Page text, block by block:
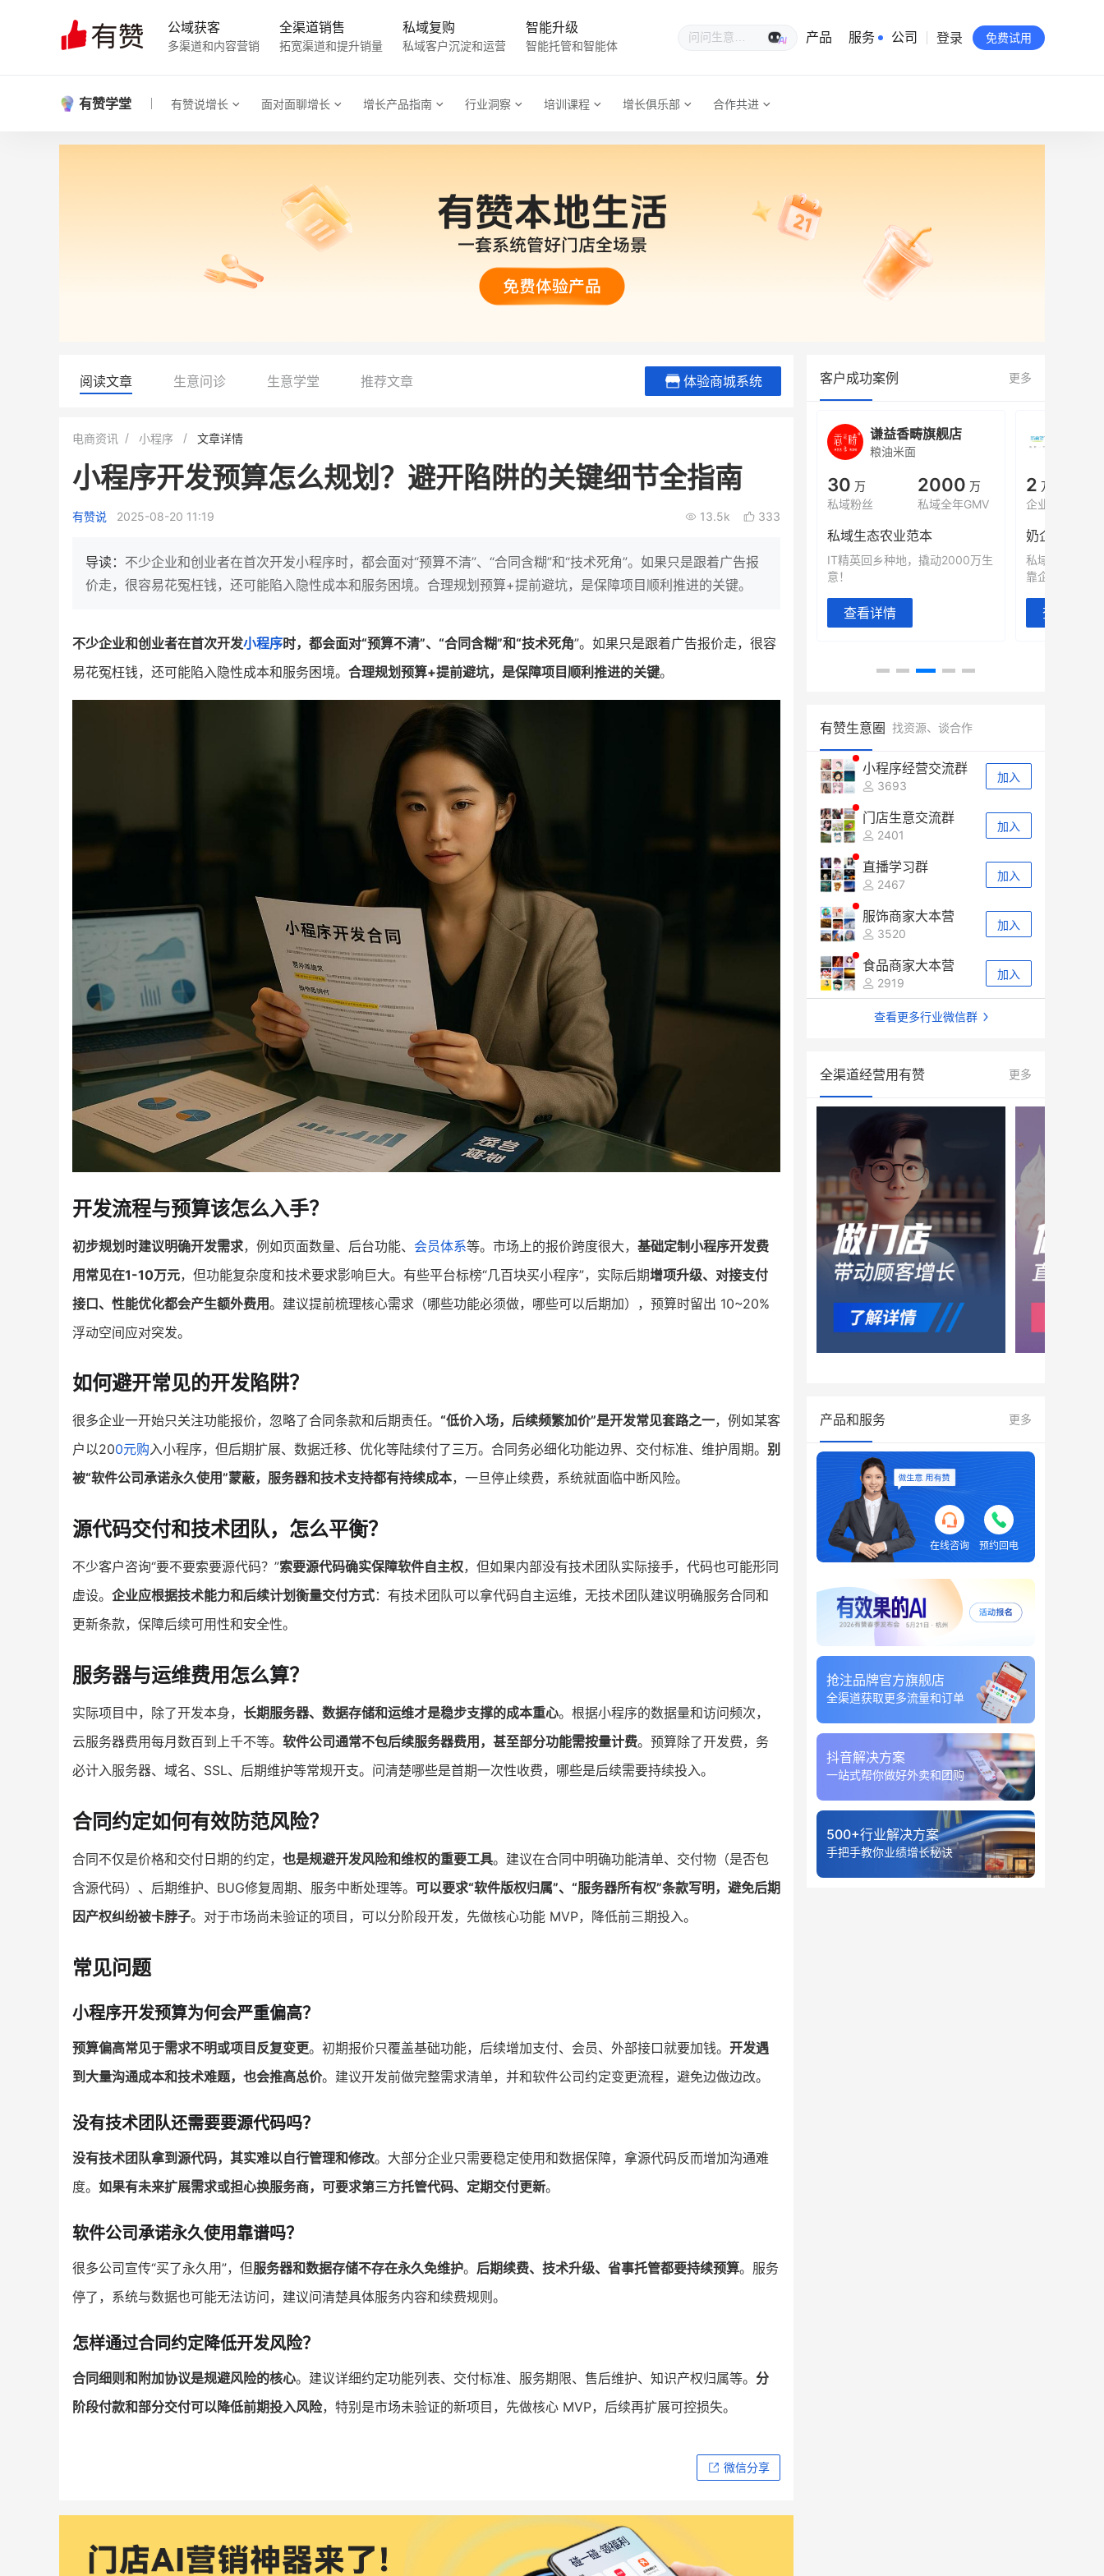
公域获客
多渠道和内容营销
全渠道销售
拓宽渠道和提升销量
私域复购
私域客户沉淀和运营
智能升级
智能托管和智能体
生意专家
产品 服务 公司
有赞公益
站点地图
登录 免费试用
有赞学堂 有赞说增长 面对面聊增长 增长产品指南 行业洞察 培训课程 增长俱乐部 合作共进
阅读文章 生意问诊 生意学堂 推荐文章 体验商城系统
电商资讯 小程序 文章详情
小程序开发预算怎么规划？避开陷阱的关键细节全指南
有赞说 2025-08-20 11:19 13.5k 333
导读： 不少企业和创业者在首次开发小程序时，都会面对“预算不清”、“合同含糊”和“技术死角”。如果只是跟着广告报
价走，很容易花冤枉钱，还可能陷入隐性成本和服务困境。合理规划预算+提前避坑，是保障项目顺利推进的关键。
不少企业和创业者在首次开发小程序时，都会面对“预算不清”、“合同含糊”和“技术死角”。如果只是跟着广告报价走，很容
易花冤枉钱，还可能陷入隐性成本和服务困境。 合理规划预算+提前避坑，是保障项目顺利推进的关键。
开发流程与预算该怎么入手？
初步规划时建议明确开发需求，例如页面数量、后台功能、 会员体系等。市场上的报价跨度很大， 基础定制小程序开发费
用常见在1-10万元，但功能复杂度和技术要求影响巨大。有些平台标榜“几百块买小程序”，实际后期增项升级、对接支付
接口、性能优化都会产生额外费用。建议提前梳理核心需求（哪些功能必须做，哪些可以后期加），预算时留出 10~20%
浮动空间应对突发。
如何避开常见的开发陷阱？
很多企业一开始只关注功能报价，忽略了合同条款和后期责任。 “低价入场，后续频繁加价”是开发常见套路之一，例如某客
户以200元购入小程序，但后期扩展、数据迁移、优化等陆续付了三万。合同务必细化功能边界、交付标准、维护周期。 别
被“软件公司承诺永久使用”蒙蔽，服务器和技术支持都有持续成本，一旦停止续费，系统就面临中断风险。
源代码交付和技术团队，怎么平衡？
不少客户咨询“要不要索要源代码？”索要源代码确实保障软件自主权，但如果内部没有技术团队实际接手，代码也可能形同
虚设。 企业应根据技术能力和后续计划衡量交付方式：有技术团队可以拿代码自主运维，无技术团队建议明确服务合同和
更新条款，保障后续可用性和安全性。
服务器与运维费用怎么算？
实际项目中，除了开发本身， 长期服务器、数据存储和运维才是稳步支撑的成本重心。根据小程序的数据量和访问频次，
云服务器费用每月数百到上千不等。 软件公司通常不包后续服务器费用，甚至部分功能需按量计费。预算除了开发费，务
必计入服务器、域名、SSL、后期维护等常规开支。问清楚哪些是首期一次性收费，哪些是后续需要持续投入。
合同约定如何有效防范风险？
合同不仅是价格和交付日期的约定， 也是规避开发风险和维权的重要工具。建议在合同中明确功能清单、交付物（是否包
含源代码）、后期维护、BUG修复周期、服务中断处理等。 可以要求“软件版权归属”、“服务器所有权”条款写明，避免后期
因产权纠纷被卡脖子。对于市场尚未验证的项目，可以分阶段开发，先做核心功能 MVP，降低前三期投入。
常见问题
小程序开发预算为何会严重偏高？
预算偏高常见于需求不明或项目反复变更。初期报价只覆盖基础功能，后续增加支付、会员、外部接口就要加钱。 开发遇
到大量沟通成本和技术难题，也会推高总价。建议开发前做完整需求清单，并和软件公司约定变更流程，避免边做边改。
没有技术团队还需要要源代码吗？
没有技术团队拿到源代码，其实难以自行管理和修改。大部分企业只需要稳定使用和数据保障，拿源代码反而增加沟通难
度。 如果有未来扩展需求或担心换服务商，可要求第三方托管代码、定期交付更新。
软件公司承诺永久使用靠谱吗？
很多公司宣传“买了永久用”，但服务器和数据存储不存在永久免维护。 后期续费、技术升级、省事托管都要持续预算。服务
停了，系统与数据也可能无法访问，建议问清楚具体服务内容和续费规则。
怎样通过合同约定降低开发风险？
合同细则和附加协议是规避风险的核心。建议详细约定功能列表、交付标准、服务期限、售后维护、知识产权归属等。 分
阶段付款和部分交付可以降低前期投入风险，特别是市场未验证的新项目，先做核心 MVP，后续再扩展可控损失。
微信分享
客户成功案例 更多
小鹿蓝蓝会员
+
7900
三只松鼠旗下的网红婴儿辅食品
牌，22天便拿下类目第一
母婴
有货源没流量？母婴馆如何破局
他只用7年做到平台销冠，转战私
域如何破局？
查看详情
200 万
200 %
这家女装连锁如何借有赞破局新
零售？
30 万
2000
IT精英回乡种地，撬动2000万生
意！
白帝牛奶旗舰店
小吃快餐
2 万人
900 万
年销售额
奶企靠企业微信销售额翻8倍
私域样本打法！新希望白帝乳业
靠企业微信实现销售额翻 8 倍！
查看详情
80%
复购率
国民品牌副
三只松鼠旗下
牌，22天便拿
查看详情
有赞生意圈 找资源、谈合作
小程序经营交流群
3693
加入
门店生意交流群
2401
加入
直播学习群
2467
加入
服饰商家大本营
3520
加入
食品商家大本营
2919
加入
查看更多行业微信群
全渠道经营用有赞 更多
产品和服务 更多
在线咨询 预约回电
抢注品牌官方旗舰店
全渠道获取更多流量和订单
抖音解决方案
一站式帮你做好外卖和团购
500+行业解决方案
手把手教你业绩增长秘诀